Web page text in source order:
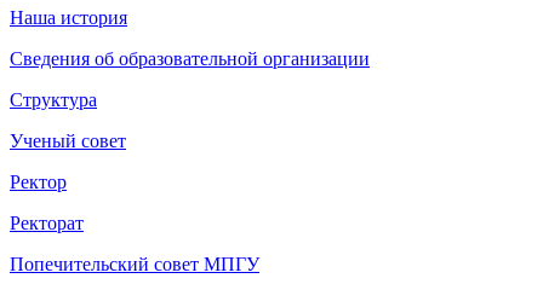
Наша история
Сведения об образовательной организации
Структура
Ученый совет
Ректор
Ректорат
Попечительский совет МПГУ